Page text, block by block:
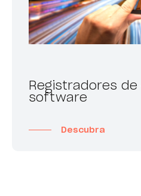
Registradores
software
Descubra